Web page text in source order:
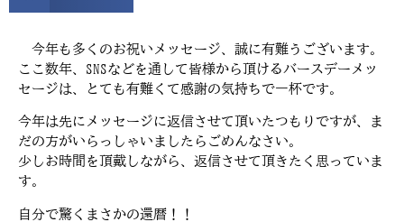
今年も多くのお祝いメッセージ、誠に有難うございます。
ここ数年、SNSなどを通して皆様から頂けるバースデーメッ
セージは、とても有難くて感謝の気持ちで一杯です。
今年は先にメッセージに返信させて頂いたつもりですが、ま
だの方がいらっしゃいましたらごめんなさい。
少しお時間を頂戴しながら、返信させて頂きたく思っていま
す。
自分で驚くまさかの還暦！！